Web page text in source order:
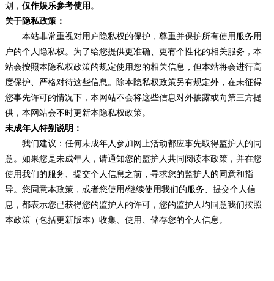
划， 仅作娱乐参考使用 。
关于隐私政策：
本站非常重视对用户隐私权的保护，尊重并保护所有使用服务用
户的个人隐私权。为了给您提供更准确、更有个性化的相关服务，本
站会按照本隐私权政策的规定使用您的相关信息，但本站将会进行高
度保护、严格对待这些信息。除本隐私权政策另有规定外，在未征得
您事先许可的情况下，本网站不会将这些信息对外披露或向第三方提
供，本网站会不时更新本隐私权政策。
未成年人特别说明：
我们建议：任何未成年人参加网上活动都应事先取得监护人的同
意。如果您是未成年人，请通知您的监护人共同阅读本政策，并在您
使用我们的服务、提交个人信息之前，寻求您的监护人的同意和指
导。您同意本政策，或者您使用/继续使用我们的服务、提交个人信
息，都表示您已获得您的监护人的许可，您的监护人均同意我们按照
本政策（包括更新版本）收集、使用、储存您的个人信息。